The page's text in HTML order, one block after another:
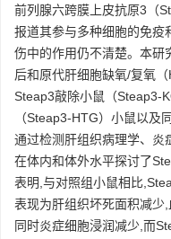
前列腺六跨膜上皮抗原3（
报道其参与多种细胞的免疫
伤中的作用仍不清楚。本研
后和原代肝细胞缺氧/复氧
Steap3敲除小鼠（Steap3-
（Steap3-HTG）小鼠以及
通过检测肝组织病理学、炎
在体内和体外水平探讨了
表明,与对照组小鼠相比
表现为肝组织坏死面积减少
同时炎症细胞浸润减少,而